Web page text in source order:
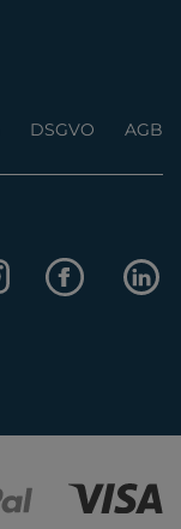
DSGVO AGB